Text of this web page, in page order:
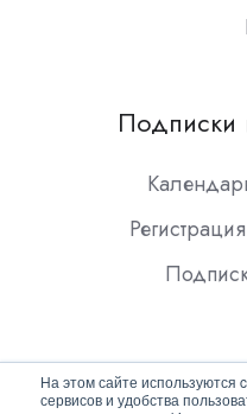
На этом сайте используются
сервисов и удобства
Подписки